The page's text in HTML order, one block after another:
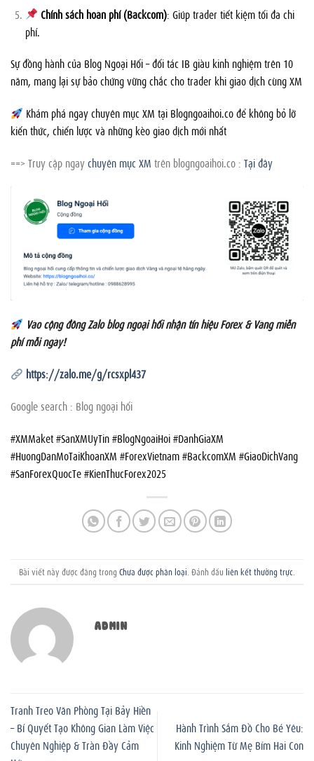
Chính sách hoàn phí (Backcom): Giúp trader tiết kiệm tối đa chi
phí.
Sự đồng hành của Blog Ngoại Hối – đối tác IB giàu kinh nghiệm trên 10
năm, mang lại sự bảo chứng vững chắc cho trader khi giao dịch cùng XM
Khám phá ngay chuyên mục XM tại Blogngoaihoi.co để không bỏ lỡ
kiến thức, chiến lược và những kèo giao dịch mới nhất
==> Truy cập ngaychuyên mục XM trên blogngoaihoi.co : Tại đây
Vào cộng đồng Zalo blog ngoại hối nhận tín hiệu Forex & Vàng miễn
phí mỗi ngày!
https://zalo.me/g/rcsxpl437
Google search : Blog ngoại hối
#XMMaket #SanXMUyTin #BlogNgoaiHoi #DanhGiaXM
#HuongDanMoTaiKhoanXM #ForexVietnam #BackcomXM #GiaoDichVang
#SanForexQuocTe #KienThucForex2025
Bài viết này được đăng trong Chưa được phân loại . Đánh dấu liên kết thường trực
ADMIN
Tranh Treo Văn Phòng Tại Bảy Hiền
– Bí Quyết Tạo Không Gian Làm Việc
Chuyên Nghiệp & Tràn Đầy Cảm
Hành Trình Sắm Đồ Cho Bé Yêu:
Kinh Nghiệm Từ Mẹ Bỉm Hai Con